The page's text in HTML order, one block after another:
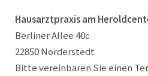
Hausarztpraxis am
Berliner Allee 40c
22850 Norderstedt
Bitte vereinbaren Sie einen